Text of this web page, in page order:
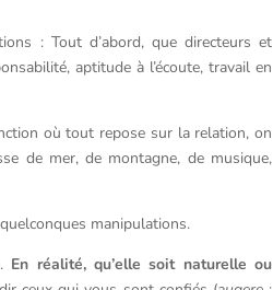
: Tout d’abord, que directeurs et
aptitude à l’écoute, travail en
où tout repose sur la relation, on
de mer, de montagne, de musique,
manipulations.
En réalité, qu’elle soit naturelle ou